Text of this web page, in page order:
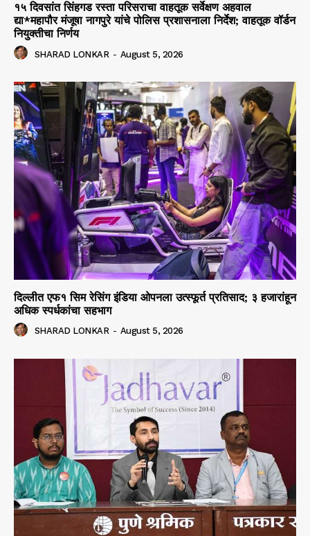
१५ दिवसांत सिंहगड रस्ता परिसराचा वाहतूक सर्वेक्षण अहवाल
द्या*महापौर मंजूषा नागपुरे यांचे पोलिस प्रशासनाला निर्देश; वाहतूक वॉर्डन
नियुक्तीचा निर्णय
SHARAD LONKAR - August 5, 2026
दिल्लीत एफ१ सिम रेसिंग इंडिया ओपनला उत्स्फूर्त प्रतिसाद; ३ हजारांहून
अधिक स्पर्धकांचा सहभाग
SHARAD LONKAR - August 5, 2026